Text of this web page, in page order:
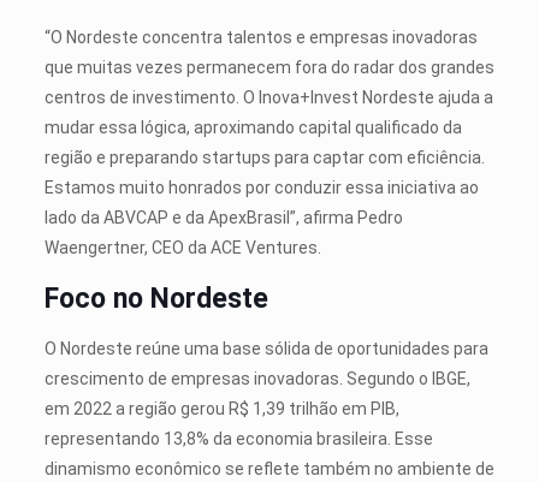
“O Nordeste concentra talentos e empresas inovadoras
que muitas vezes permanecem fora do radar dos grandes
centros de investimento. O Inova+Invest Nordeste ajuda a
mudar essa lógica, aproximando capital qualificado da
região e preparando startups para captar com eficiência.
Estamos muito honrados por conduzir essa iniciativa ao
lado da ABVCAP e da ApexBrasil”, afirma Pedro
Waengertner, CEO da ACE Ventures.
Foco no Nordeste
O Nordeste reúne uma base sólida de oportunidades para
crescimento de empresas inovadoras. Segundo o IBGE,
em 2022 a região gerou R$ 1,39 trilhão em PIB,
representando 13,8% da economia brasileira. Esse
dinamismo econômico se reflete também no ambiente de